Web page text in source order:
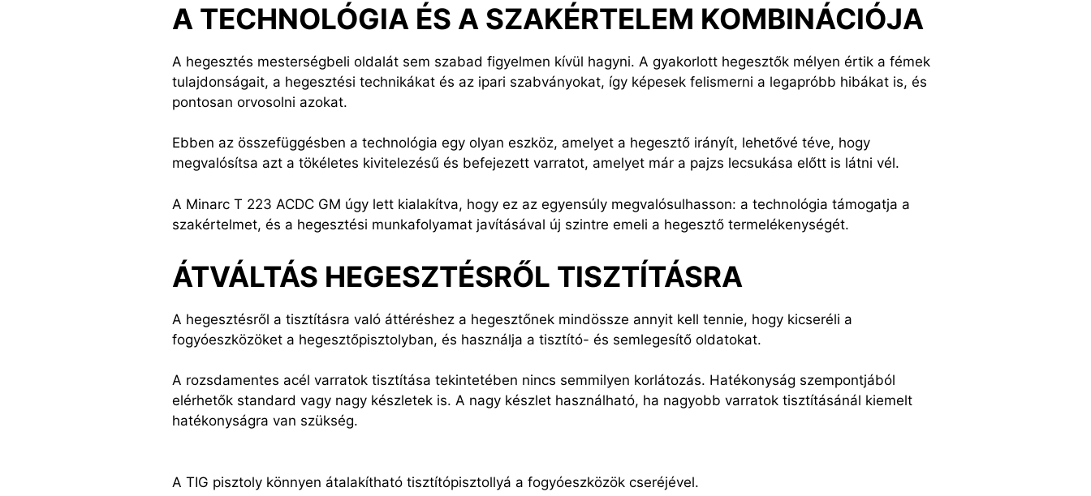
A TECHNOLÓGIA ÉS A SZAKÉRTELEM KOMBINÁCIÓJA
A hegesztés mesterségbeli oldalát sem szabad figyelmen kívül hagyni. A gyakorlott hegesztők mélyen értik a fémek
tulajdonságait, a hegesztési technikákat és az ipari szabványokat, így képesek felismerni a legapróbb hibákat is, és
pontosan orvosolni azokat.
Ebben az összefüggésben a technológia egy olyan eszköz, amelyet a hegesztő irányít, lehetővé téve, hogy
megvalósítsa azt a tökéletes kivitelezésű és befejezett varratot, amelyet már a pajzs lecsukása előtt is látni vél.
A Minarc T 223 ACDC GM úgy lett kialakítva, hogy ez az egyensúly megvalósulhasson: a technológia támogatja a
szakértelmet, és a hegesztési munkafolyamat javításával új szintre emeli a hegesztő termelékenységét.
ÁTVÁLTÁS HEGESZTÉSRŐL TISZTÍTÁSRA
A hegesztésről a tisztításra való áttéréshez a hegesztőnek mindössze annyit kell tennie, hogy kicseréli a
fogyóeszközöket a hegesztőpisztolyban, és használja a tisztító- és semlegesítő oldatokat.
A rozsdamentes acél varratok tisztítása tekintetében nincs semmilyen korlátozás. Hatékonyság szempontjából
elérhetők standard vagy nagy készletek is. A nagy készlet használható, ha nagyobb varratok tisztításánál kiemelt
hatékonyságra van szükség.
A TIG pisztoly könnyen átalakítható tisztítópisztollyá a fogyóeszközök cseréjével.